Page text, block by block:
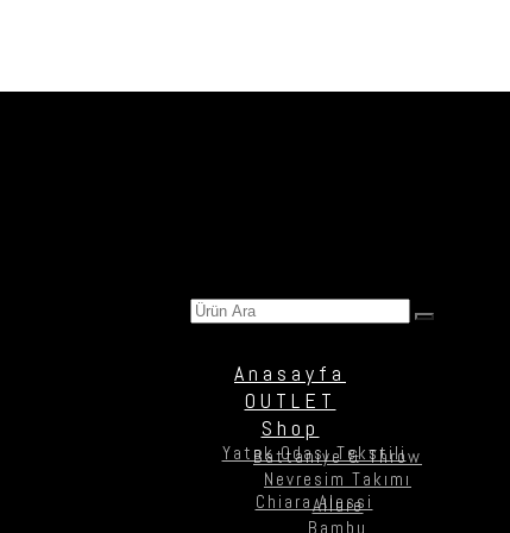
Anasayfa
OUTLET
Shop
Yatak Odası Tekstili
Battaniye & Throw
Nevresim Takımı
Chiara Alessi
Allure
Bambu